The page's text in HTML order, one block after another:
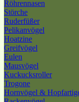
Röhrennasen
Störche
Ruderfüßer
Pelikanvögel
Hoatzine
Greifvögel
Eulen
Mausvögel
Kuckucksroller
Trogone
Hornvögel &